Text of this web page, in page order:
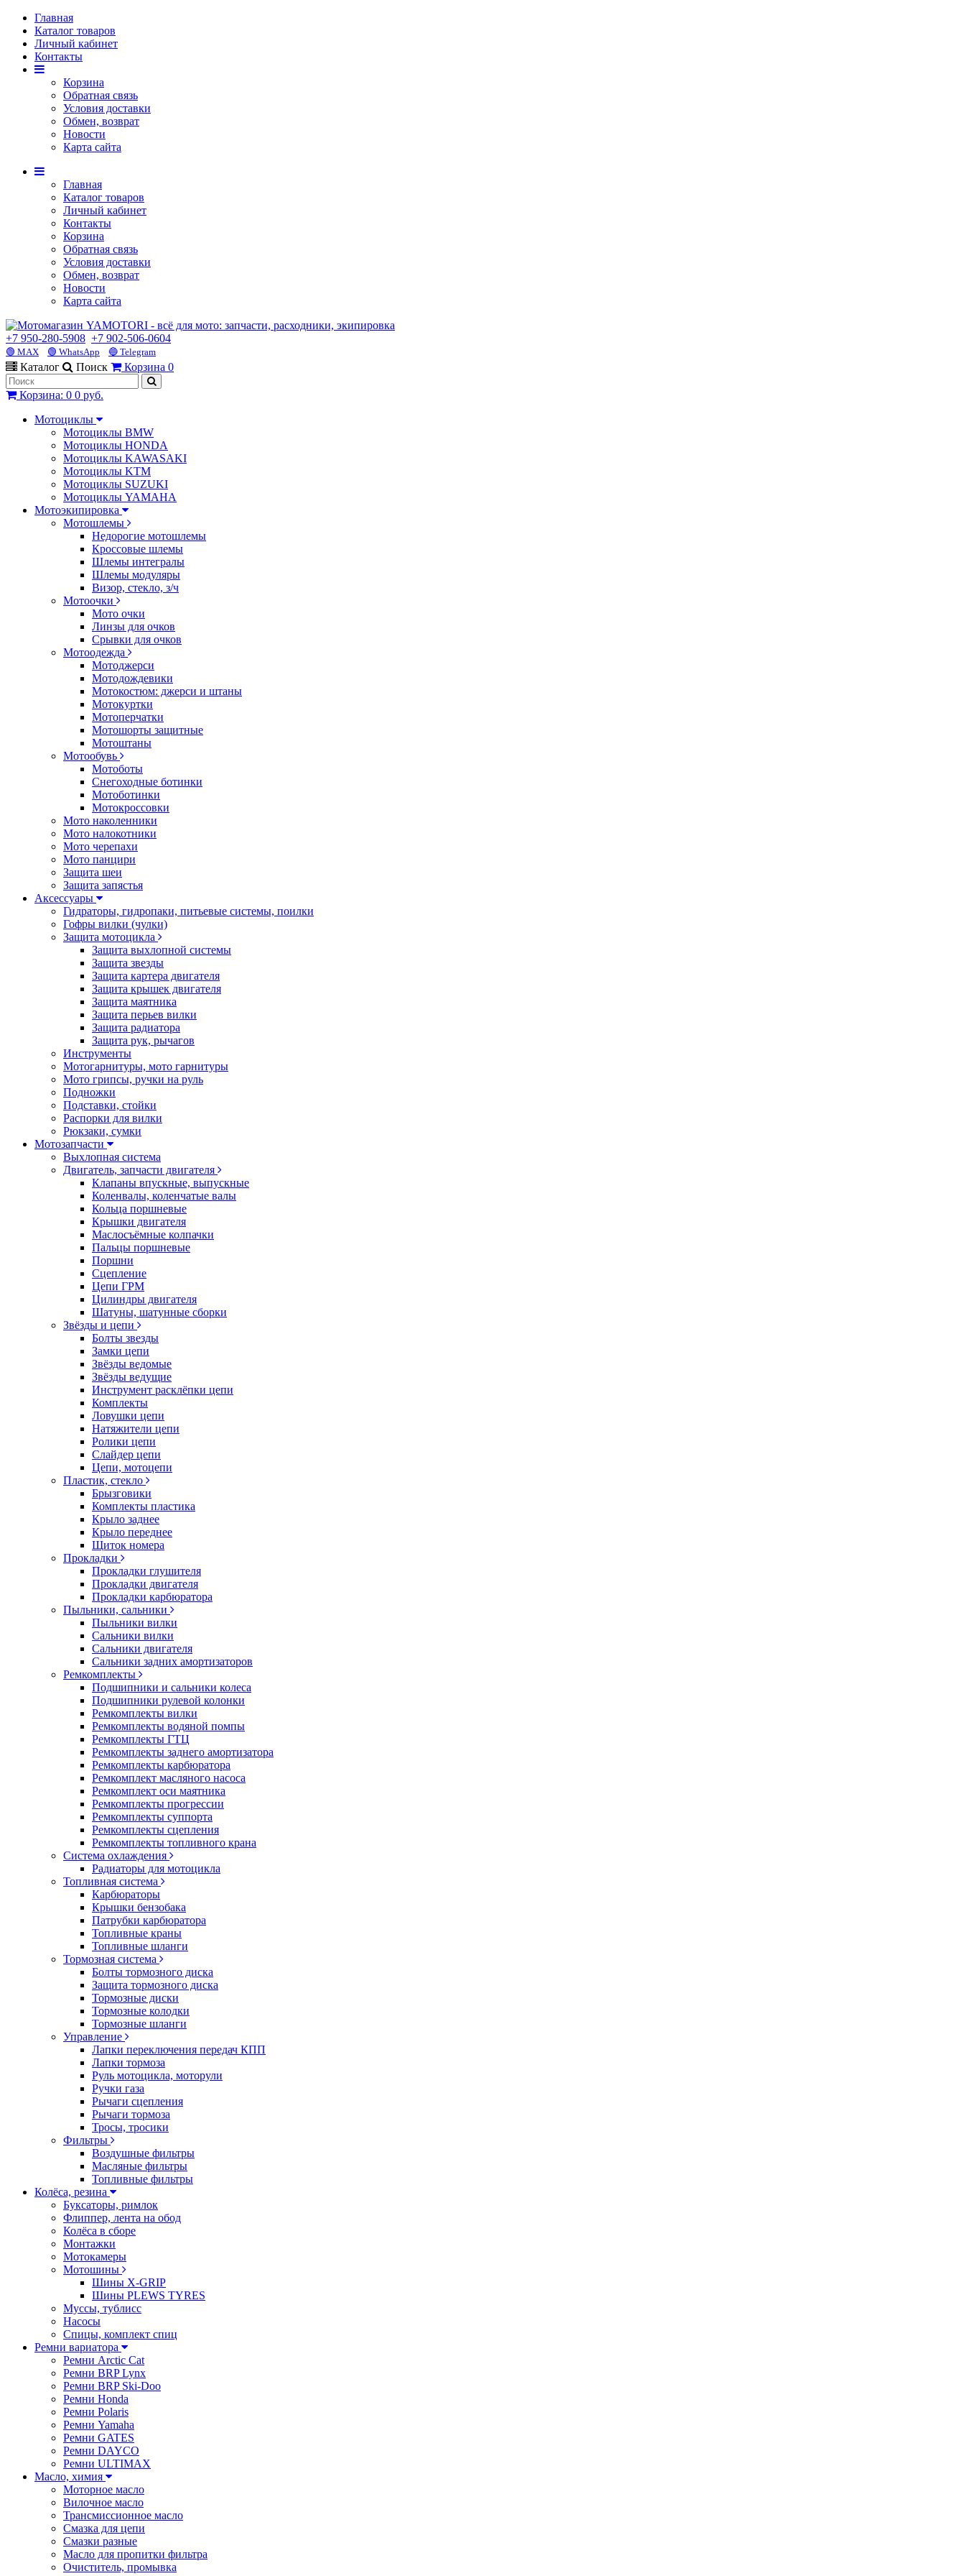
Главная
Каталог товаров
Личный кабинет
Контакты
Корзина
Обратная связь
Условия доставки
Обмен, возврат
Новости
Карта сайта
Главная
Каталог товаров
Личный кабинет
Контакты
Корзина
Обратная связь
Условия доставки
Обмен, возврат
Новости
Карта сайта
+7 950-280-5908 +7 902-506-0604
🟢 MAX 🟢 WhatsApp 🔵 Telegram
Каталог Поиск Корзина 0
Корзина: 0 0 руб.
Мотоциклы
Мотоциклы BMW
Мотоциклы HONDA
Мотоциклы KAWASAKI
Мотоциклы KTM
Мотоциклы SUZUKI
Мотоциклы YAMAHA
Мотоэкипировка
Мотошлемы
Недорогие мотошлемы
Кроссовые шлемы
Шлемы интегралы
Шлемы модуляры
Визор, стекло, з/ч
Мотоочки
Мото очки
Линзы для очков
Срывки для очков
Мотоодежда
Мотоджерси
Мотодождевики
Мотокостюм: джерси и штаны
Мотокуртки
Мотоперчатки
Мотошорты защитные
Мотоштаны
Мотообувь
Мотоботы
Снегоходные ботинки
Мотоботинки
Мотокроссовки
Мото наколенники
Мото налокотники
Мото черепахи
Мото панцири
Защита шеи
Защита запястья
Аксессуары
Гидраторы, гидропаки, питьевые системы, поилки
Гофры вилки (чулки)
Защита мотоцикла
Защита выхлопной системы
Защита звезды
Защита картера двигателя
Защита крышек двигателя
Защита маятника
Защита перьев вилки
Защита радиатора
Защита рук, рычагов
Инструменты
Мотогарнитуры, мото гарнитуры
Мото грипсы, ручки на руль
Подножки
Подставки, стойки
Распорки для вилки
Рюкзаки, сумки
Мотозапчасти
Выхлопная система
Двигатель, запчасти двигателя
Клапаны впускные, выпускные
Коленвалы, коленчатые валы
Кольца поршневые
Крышки двигателя
Маслосъёмные колпачки
Пальцы поршневые
Поршни
Сцепление
Цепи ГРМ
Цилиндры двигателя
Шатуны, шатунные сборки
Звёзды и цепи
Болты звезды
Замки цепи
Звёзды ведомые
Звёзды ведущие
Инструмент расклёпки цепи
Комплекты
Ловушки цепи
Натяжители цепи
Ролики цепи
Слайдер цепи
Цепи, мотоцепи
Пластик, стекло
Брызговики
Комплекты пластика
Крыло заднее
Крыло переднее
Щиток номера
Прокладки
Прокладки глушителя
Прокладки двигателя
Прокладки карбюратора
Пыльники, сальники
Пыльники вилки
Сальники вилки
Сальники двигателя
Сальники задних амортизаторов
Ремкомплекты
Подшипники и сальники колеса
Подшипники рулевой колонки
Ремкомплекты вилки
Ремкомплекты водяной помпы
Ремкомплекты ГТЦ
Ремкомплекты заднего амортизатора
Ремкомплекты карбюратора
Ремкомплект масляного насоса
Ремкомплект оси маятника
Ремкомплекты прогрессии
Ремкомплекты суппорта
Ремкомплекты сцепления
Ремкомплекты топливного крана
Система охлаждения
Радиаторы для мотоцикла
Топливная система
Карбюраторы
Крышки бензобака
Патрубки карбюратора
Топливные краны
Топливные шланги
Тормозная система
Болты тормозного диска
Защита тормозного диска
Тормозные диски
Тормозные колодки
Тормозные шланги
Управление
Лапки переключения передач КПП
Лапки тормоза
Руль мотоцикла, моторули
Ручки газа
Рычаги сцепления
Рычаги тормоза
Тросы, тросики
Фильтры
Воздушные фильтры
Масляные фильтры
Топливные фильтры
Колёса, резина
Буксаторы, римлок
Флиппер, лента на обод
Колёса в сборе
Монтажки
Мотокамеры
Мотошины
Шины X-GRIP
Шины PLEWS TYRES
Муссы, тублисс
Насосы
Спицы, комплект спиц
Ремни вариатора
Ремни Arctic Cat
Ремни BRP Lynx
Ремни BRP Ski-Doo
Ремни Honda
Ремни Polaris
Ремни Yamaha
Ремни GATES
Ремни DAYCO
Ремни ULTIMAX
Масло, химия
Моторное масло
Вилочное масло
Трансмиссионное масло
Смазка для цепи
Смазки разные
Масло для пропитки фильтра
Очиститель, промывка